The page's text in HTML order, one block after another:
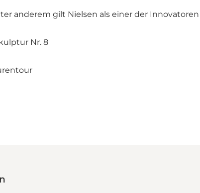
anderem gilt Nielsen als einer der Innovatoren
Nr. 8